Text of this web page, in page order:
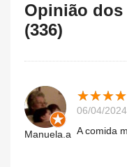
Opinião
(336)
Manuela.a
★★★★
★★★★
06/04/
A comida